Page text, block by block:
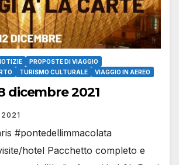
PROPOSTE DI VIAGGIO
TURISMO CULTURALE VIAGGIO IN AEREO
dicembre 2021
#pontedellimmacolata
hotel Pacchetto completo e